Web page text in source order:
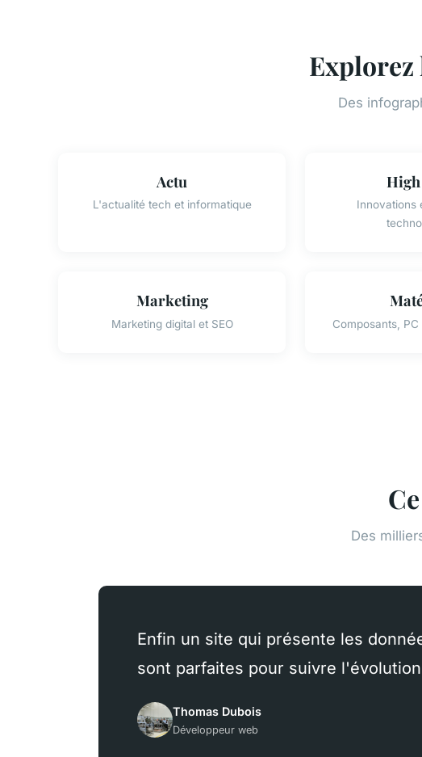
Des
Actu
L'actualité tech et informatique
High
Innovations
Marketing
Marketing digital et SEO Composants,
Des
Enfin un site qui présente les
sont parfaites pour suivre
Thomas Dubois
Développeur web